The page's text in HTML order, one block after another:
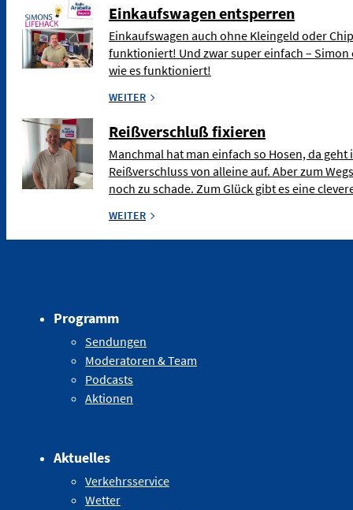
Einkaufswagen entsperren
Einkaufswagen auch ohne Kleingeld oder
funktioniert! Und zwar super einfach –
wie es funktioniert!
WEITER
Reißverschluß fixieren
Manchmal hat man einfach so Hosen, da
Reißverschluss von alleine auf. Aber zum
noch zu schade. Zum Glück gibt es eine
WEITER
Programm
Sendungen
Moderatoren & Team
Podcasts
Aktionen
Aktuelles
Verkehrsservice
Wetter